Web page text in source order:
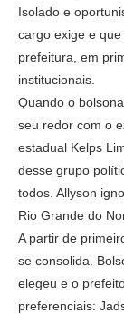
Isolado e
cargo exige e
prefeitura, em
institucionais.
Quando o
seu redor com o
estadual Kelps
desse grupo
todos. Allyson
Rio Grande do
A partir de
se consolida.
elegeu e o
preferenciais: